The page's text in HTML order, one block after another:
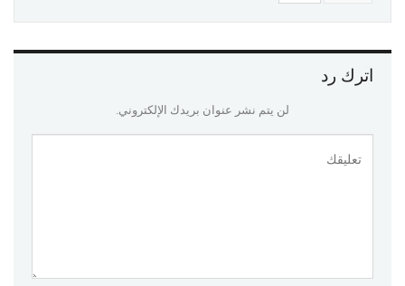
اترك رد
لن يتم نشر عنوان بريدك الإلكتروني.